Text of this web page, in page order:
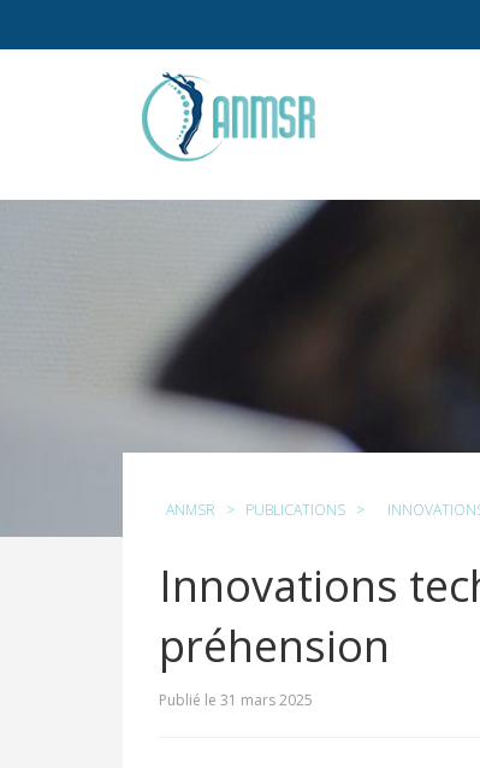
ANMSR > PUBLICATIONS >
Innovations
préhension
Publié le 31 mars 2025